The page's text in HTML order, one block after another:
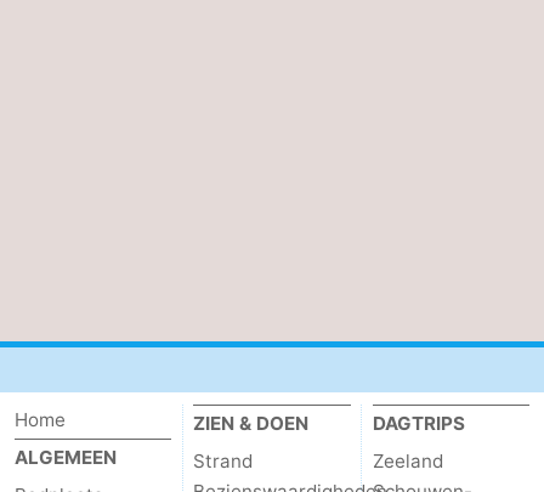
Home
ALGEMEEN
ZIEN & DOEN
Strand
DAGTRIPS
Zeeland